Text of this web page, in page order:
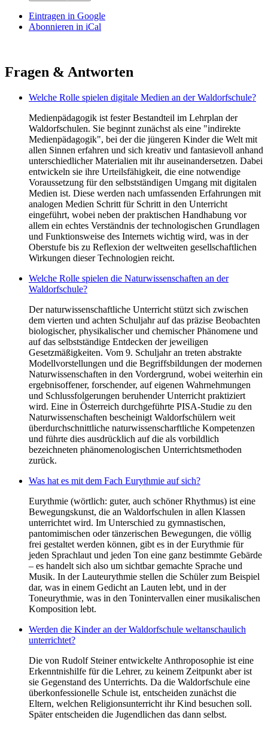
Eintragen in Google
Abonnieren in iCal
Fragen & Antworten
Welche Rolle spielen digitale Medien an der Waldorfschule?
Medienpädagogik ist fester Bestandteil im Lehrplan der
Waldorfschulen. Sie beginnt zunächst als eine "indirekte
Medienpädagogik", bei der die jüngeren Kinder die Welt mit
allen Sinnen erfahren und sich kreativ und fantasievoll anhand
unterschiedlicher Materialien mit ihr auseinandersetzen. Dabei
entwickeln sie ihre Urteilsfähigkeit, die eine notwendige
Voraussetzung für den selbstständigen Umgang mit digitalen
Medien ist. Diese werden nach umfassenden Erfahrungen mit
analogen Medien Schritt für Schritt in den Unterricht
eingeführt, wobei neben der praktischen Handhabung vor
allem ein echtes Verständnis der technologischen Grundlagen
und Funktionsweise des Internets wichtig wird, was in der
Oberstufe bis zu Reflexion der weltweiten gesellschaftlichen
Wirkungen dieser Technologien reicht.
Welche Rolle spielen die Naturwissenschaften an der
Waldorfschule?
Der naturwissenschaftliche Unterricht stützt sich zwischen
dem vierten und achten Schuljahr auf das präzise Beobachten
biologischer, physikalischer und chemischer Phänomene und
auf das selbstständige Entdecken der jeweiligen
Gesetzmäßigkeiten. Vom 9. Schuljahr an treten abstrakte
Modellvorstellungen und die Begriffsbildungen der modernen
Naturwissenschaften in den Vordergrund, wobei weiterhin ein
ergebnisoffener, forschender, auf eigenen Wahrnehmungen
und Schlussfolgerungen beruhender Unterricht praktiziert
wird. Eine in Österreich durchgeführte PISA-Studie zu den
Naturwissenschaften bescheinigt Waldorfschülern weit
überdurchschnittliche naturwissenscharftliche Kompetenzen
und führte dies ausdrücklich auf die als vorbildlich
bezeichneten phänomenologischen Unterrichtsmethoden
zurück.
Was hat es mit dem Fach Eurythmie auf sich?
Eurythmie (wörtlich: guter, auch schöner Rhythmus) ist eine
Bewegungskunst, die an Waldorfschulen in allen Klassen
unterrichtet wird. Im Unterschied zu gymnastischen,
pantomimischen oder tänzerischen Bewegungen, die völlig
frei gestaltet werden können, gibt es in der Eurythmie für
jeden Sprachlaut und jeden Ton eine ganz bestimmte Gebärde
– es handelt sich also um sichtbar gemachte Sprache und
Musik. In der Lauteurythmie stellen die Schüler zum Beispiel
dar, was in einem Gedicht an Lauten lebt, und in der
Toneurythmie, was in den Tonintervallen einer musikalischen
Komposition lebt.
Werden die Kinder an der Waldorfschule weltanschaulich
unterrichtet?
Die von Rudolf Steiner entwickelte Anthroposophie ist eine
Erkenntnishilfe für die Lehrer, zu keinem Zeitpunkt aber ist
sie Gegenstand des Unterrichts. Da die Waldorfschule eine
überkonfessionelle Schule ist, entscheiden zunächst die
Eltern, welchen Religionsunterricht ihr Kind besuchen soll.
Später entscheiden die Jugendlichen das dann selbst.